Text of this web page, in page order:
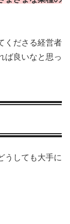
くださる経営者
ば良いなと思っ
うしても大手に